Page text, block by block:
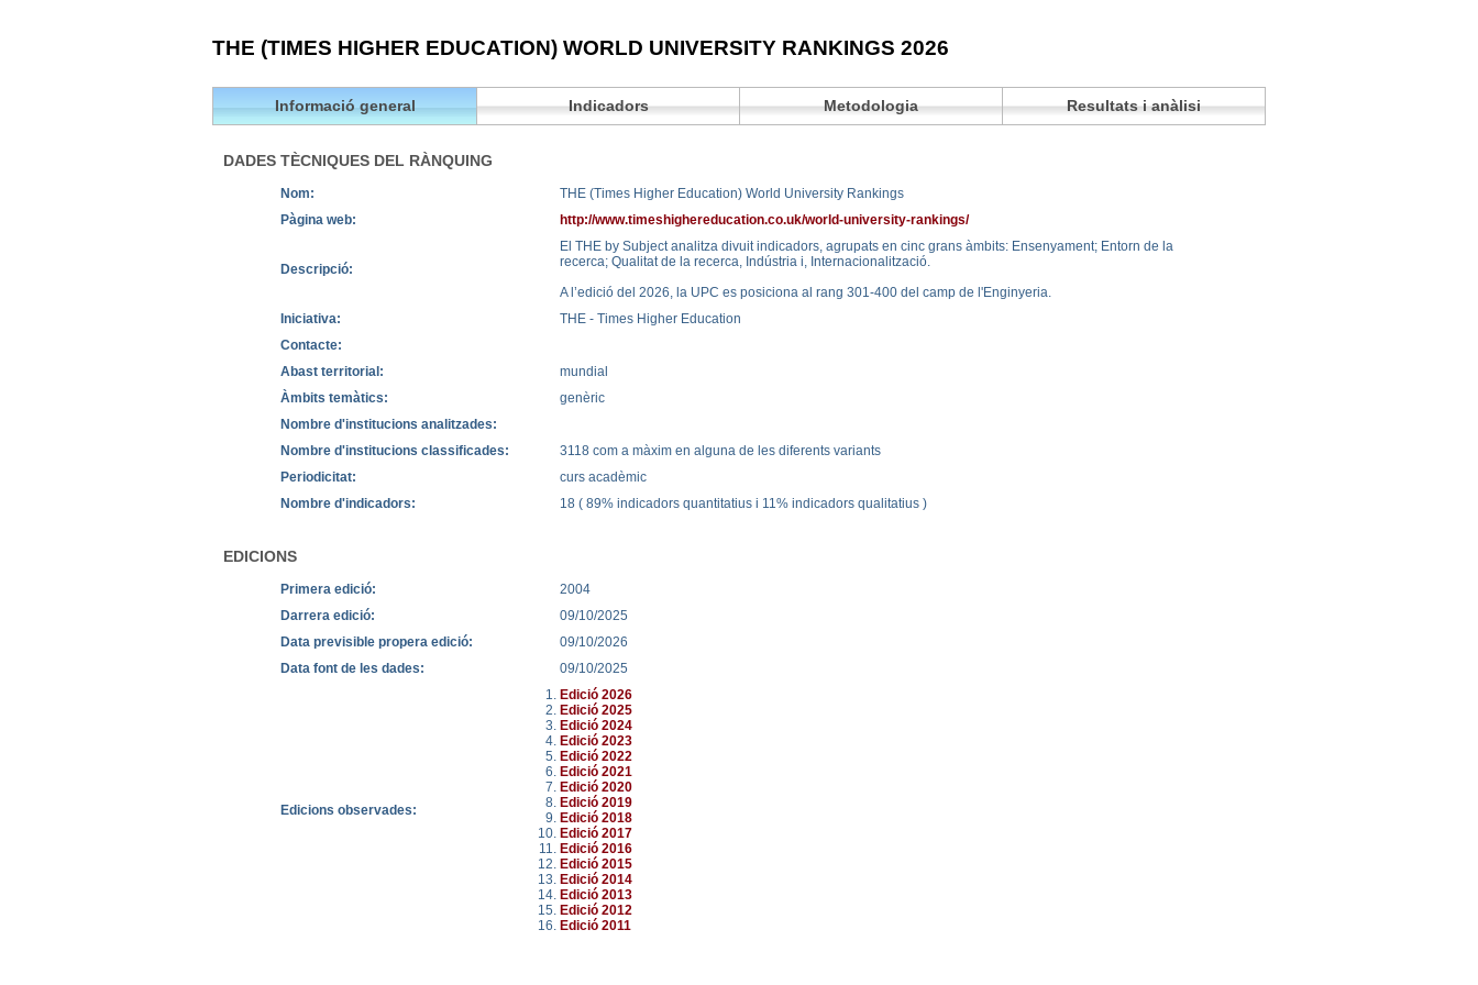
THE (TIMES HIGHER EDUCATION) WORLD UNIVERSITY RANKINGS 2026
Informació general Indicadors Metodologia Resultats i anàlisi
DADES TÈCNIQUES DEL RÀNQUING
Nom:
THE (Times Higher Education) World University Rankings
Pàgina web:
http://www.timeshighereducation.co.uk/world-university-rankings/
Descripció:
El THE by Subject analitza divuit indicadors, agrupats en cinc grans àmbits: Ensenyament; Entorn de la
recerca; Qualitat de la recerca, Indústria i, Internacionalització.
A l’edició del 2026, la UPC es posiciona al rang 301-400 del camp de l'Enginyeria.
Iniciativa:
THE - Times Higher Education
Contacte:
Abast territorial:
mundial
Àmbits temàtics:
genèric
Nombre d'institucions analitzades:
Nombre d'institucions classificades:
3118 com a màxim en alguna de les diferents variants
Periodicitat:
curs acadèmic
Nombre d'indicadors:
18 ( 89% indicadors quantitatius i 11% indicadors qualitatius )
EDICIONS
Primera edició:
2004
Darrera edició:
09/10/2025
Data previsible propera edició:
09/10/2026
Data font de les dades:
09/10/2025
Edicions observades:
Edició 2026
Edició 2025
Edició 2024
Edició 2023
Edició 2022
Edició 2021
Edició 2020
Edició 2019
Edició 2018
Edició 2017
Edició 2016
Edició 2015
Edició 2014
Edició 2013
Edició 2012
Edició 2011